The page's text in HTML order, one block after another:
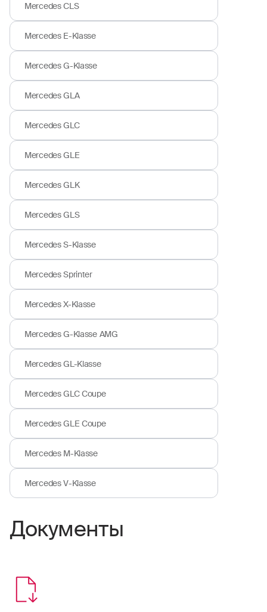
Mercedes CLS
Mercedes E-Klasse
Mercedes G-Klasse
Mercedes GLA
Mercedes GLC
Mercedes GLE
Mercedes GLK
Mercedes GLS
Mercedes S-Klasse
Mercedes Sprinter
Mercedes X-Klasse
Mercedes G-Klasse AMG
Mercedes GL-Klasse
Mercedes GLC Coupe
Mercedes GLE Coupe
Mercedes M-Klasse
Mercedes V-Klasse
Документы